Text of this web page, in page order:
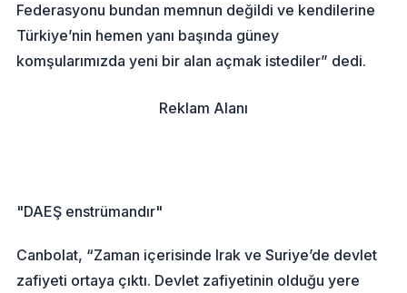
Federasyonu bundan memnun değildi ve kendilerine
Türkiye’nin hemen yanı başında güney
komşularımızda yeni bir alan açmak istediler” dedi.
Reklam Alanı
"DAEŞ enstrümandır"
Canbolat, “Zaman içerisinde Irak ve Suriye’de devlet
zafiyeti ortaya çıktı. Devlet zafiyetinin olduğu yere